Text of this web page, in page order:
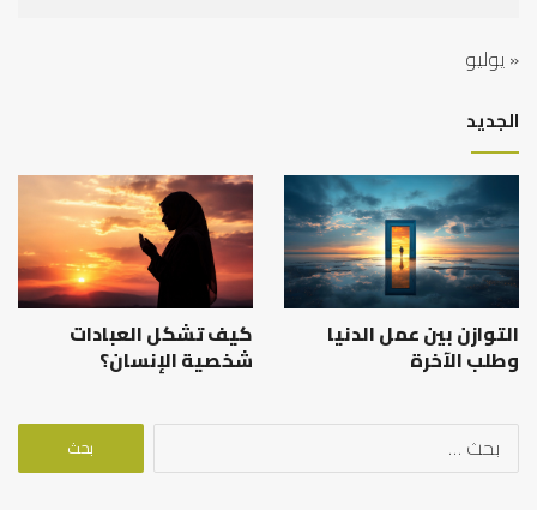
« يوليو
الجديد
التوازن بين عمل الدنيا
وطلب الآخرة
كيف تشكل العبادات
شخصية الإنسان؟
البحث